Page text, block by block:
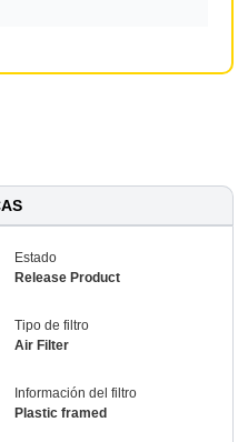
Estado
Release Product
Tipo de filtro
Air Filter
Información del filtro
Plastic framed